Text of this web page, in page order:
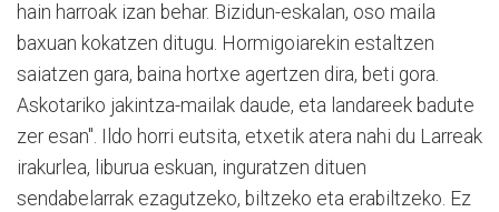
hain harroak izan behar. Bizidun-eskalan, oso maila
baxuan kokatzen ditugu. Hormigoiarekin estaltzen
saiatzen gara, baina hortxe agertzen dira, beti gora.
Askotariko jakintza-mailak daude, eta landareek badute
zer esan". Ildo horri eutsita, etxetik atera nahi du Larreak
irakurlea, liburua eskuan, inguratzen dituen
sendabelarrak ezagutzeko, biltzeko eta erabiltzeko. Ez